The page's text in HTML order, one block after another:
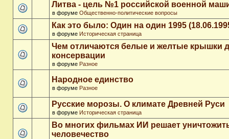
Литва - цель №1 российской военной
в форуме Общественно-политические вопросы
Как это было: Один на один 1995
в форуме Историческая страница
Чем отличаются белые и желтые крышки
консервации
в форуме Разное
Народное единство
в форуме Разное
Русские морозы. О климате Древней Руси
в форуме Историческая страница
Во многих фильмах ИИ решает
человечество